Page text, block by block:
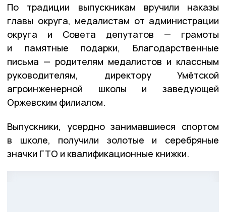
По традиции выпускникам вручили наказы
главы округа, медалистам от администрации
округа и Совета депутатов — грамоты
и памятные подарки, Благодарственные
письма — родителям медалистов и классным
руководителям, директору Умётской
агроинженерной школы и заведующей
Оржевским филиалом.
Выпускники, усердно занимавшиеся спортом
в школе, получили золотые и серебряные
значки ГТО и квалификационные книжки.